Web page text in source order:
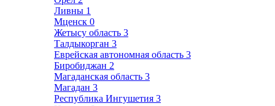
Ливны 1
Мценск 0
Жетысу область 3
Талдыкорган 3
Еврейская автономная область 3
Биробиджан 2
Магаданская область 3
Магадан 3
Республика Ингушетия 3